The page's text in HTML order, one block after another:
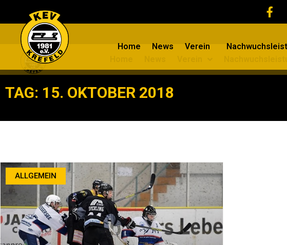
Home News Verein
TAG: 15. OKTOBER 2018
ALLGEMEIN